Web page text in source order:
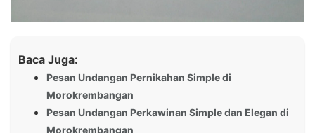
Baca Juga:
Pesan Undangan Pernikahan Simple di
Morokrembangan
Pesan Undangan Perkawinan Simple dan Elegan di
Morokrembangan